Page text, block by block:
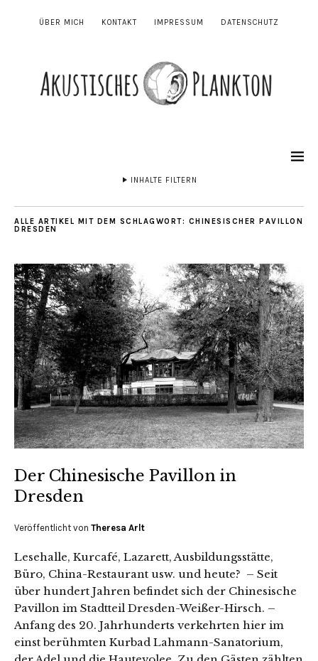
ÜBER MICH KONTAKT IMPRESSUM DATENSCHUTZ
INHALTE FILTERN
ALLE ARTIKEL MIT DEM SCHLAGWORT: CHINESISCHER PAVILLON
DRESDEN
Der Chinesische Pavillon in
Dresden
Veröffentlicht von Theresa Arlt
Lesehalle, Kurcafé, Lazarett, Ausbildungsstätte,
Büro, China-Restaurant usw. und heute? – Seit
über hundert Jahren befindet sich der Chinesische
Pavillon im Stadtteil Dresden-Weißer-Hirsch. –
Anfang des 20. Jahrhunderts verkehrten hier im
einst berühmten Kurbad Lahmann-Sanatorium,